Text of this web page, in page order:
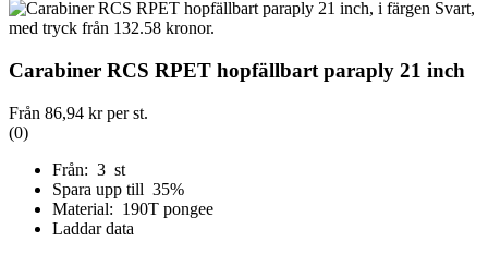
Carabiner RCS RPET hopfällbart paraply 21 inch
Från 86,94 krper st.
(0)
Från: 3 st
Spara upp till 35%
Material: 190T pongee
Laddar data